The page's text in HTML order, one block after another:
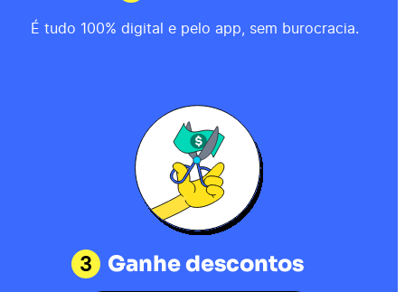
É tudo 100% digital e pelo app, sem burocracia.
3 Ganhe descontos